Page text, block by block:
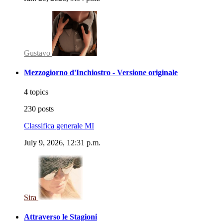
Gustavo
Mezzogiorno d'Inchiostro - Versione originale
4 topics
230 posts
Classifica generale MI
July 9, 2026, 12:31 p.m.
Sira
Attraverso le Stagioni